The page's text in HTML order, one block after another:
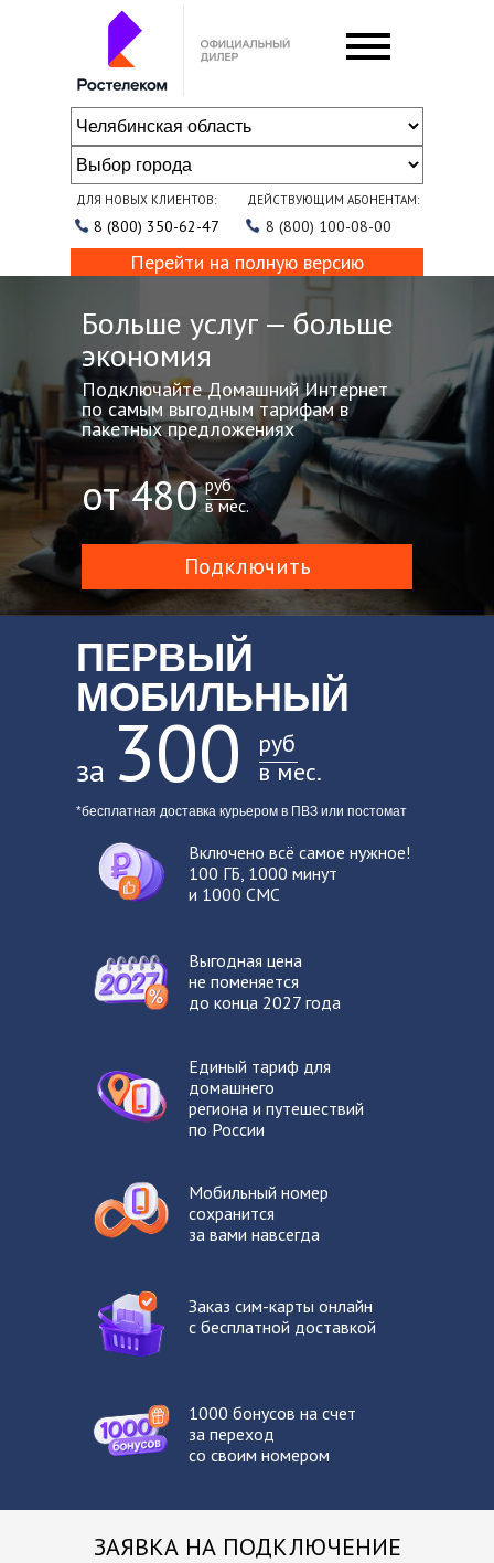
1000 бонусов на счет
за переход
со своим номером
ПЕРВЫЙ
МОБИЛЬНЫЙ
за 300
*бесплатная доставка курьером в ПВЗ или постомат
Выгодная цена
не поменяется
до конца 2027 года
Единый тариф для
домашнего
региона и путешествий
по России
8 (800) 100-08-00
ДЕЙСТВУЮЩИМ АБОНЕНТАМ:
8 (800) 350-62-47
Заказ сим-карты онлайн
с бесплатной доставкой
руб
в мес.
Мобильный номер
сохранится
за вами навсегда
Включено всё самое нужное!
100 ГБ, 1000 минут
и 1000 СМС
ДЛЯ НОВЫХ КЛИЕНТОВ:
ЗАЯВКА НА ПОДКЛЮЧЕНИЕ
Перейти на полную версию
Больше услуг — больше
экономия
от 480
Подключайте Домашний Интернет
по самым выгодным тарифам в
пакетных предложениях
Подключить
руб
в мес.